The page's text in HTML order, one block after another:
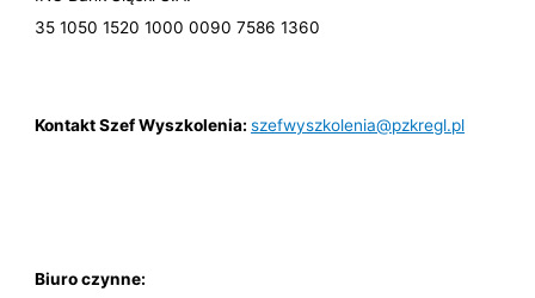
35 1050 1520 1000 0090 7586 1360
Kontakt Szef Wyszkolenia:szefwyszkolenia@pzkregl.pl
Biuro czynne: